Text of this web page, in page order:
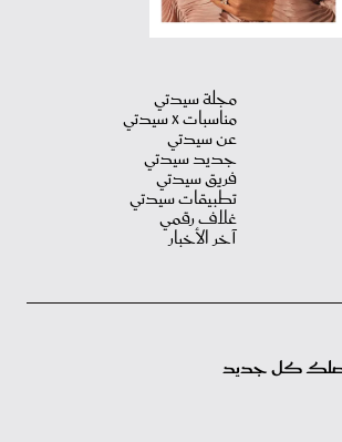
مجلة سيدتي
مناسبات X سيدتي
عن سيدتي
جديد سيدتي
فريق سيدتي
تطبيقات سيدتي
غلاف رقمي
آخر الأخبار
ليصلك كل جديد